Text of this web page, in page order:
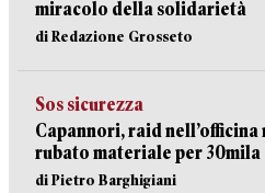
miracolo della solidarietà
di Redazione Grosseto
Sos sicurezza
Capannori, raid nell’officina
rubato materiale per 30mila
di Pietro Barghigiani